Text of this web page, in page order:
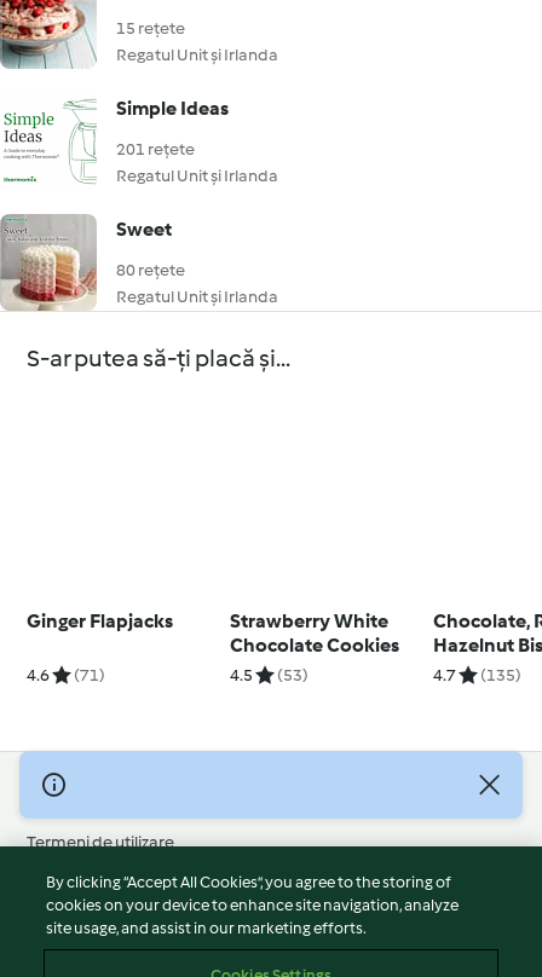
15 rețete
Regatul Unit și Irlanda
Simple Ideas
201 rețete
Regatul Unit și Irlanda
Sweet
80 rețete
Regatul Unit și Irlanda
S-ar putea să-ți placă și...
Ginger Flapjacks
4.6 (71)
Strawberry White
Chocolate Cookies
4.5 (53)
Chocolate,
Hazelnut
4.7 (135)
© Drepturile de autor 2026
Termeni de utilizare
Politica privind confidențialitatea
Declarație de neasumare a responsabilității
Mențiune
By clicking “Accept All Cookies”, you agree to the storing of
cookies on your device to enhance site navigation, analyze
site usage, and assist in our marketing efforts.